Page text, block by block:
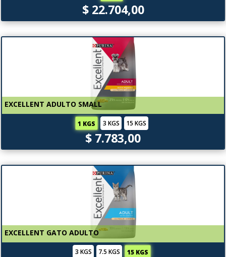
$ 22.704,00
EXCELLENT ADULTO SMALL
1 KGS 3 KGS 15 KGS
$ 7.783,00
EXCELLENT GATO ADULTO
3 KGS 7.5 KGS 15 KGS